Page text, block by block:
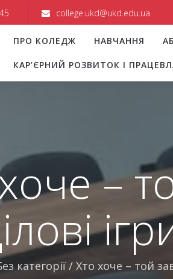
college.ukd@ukd.edu.ua
ПРО КОЛЕДЖ НАВЧАННЯ
КАР’ЄРНИЙ РОЗВИТОК І
–
категорії / Хто хоче – той